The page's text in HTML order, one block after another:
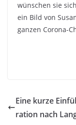
wünschen sie
ein Bild von
ganzen Corona-
Eine kurze
ration nach